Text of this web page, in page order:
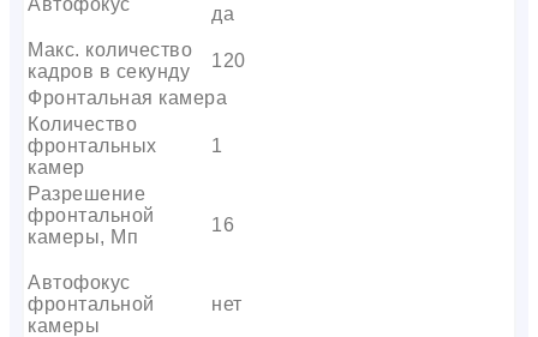
Автофокус
да
Макс. количество
кадров в секунду
120
Фронтальная камера
Количество
фронтальных
камер
1
Разрешение
фронтальной
камеры, Мп
16
Автофокус
фронтальной
камеры
нет